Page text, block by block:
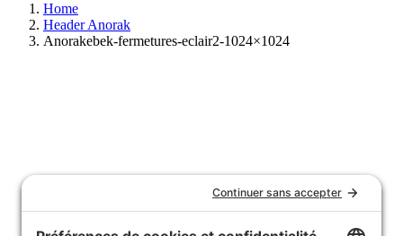
Home
Header Anorak
Anorakebek-fermetures-eclair2-1024×1024
FAQ